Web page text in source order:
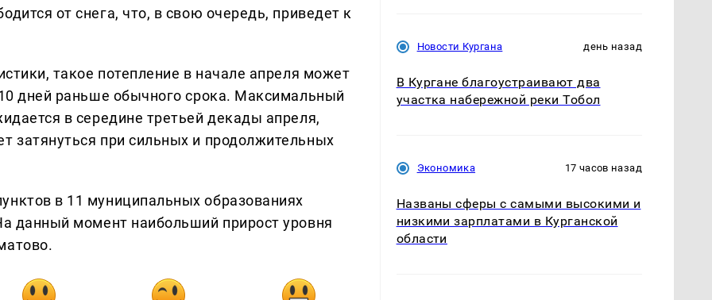
от снега, что, в свою очередь, приведет к
такое потепление в начале апреля может
дней раньше обычного срока. Максимальный
в середине третьей декады апреля,
затянуться при сильных и продолжительных
в 11 муниципальных образованиях
данный момент наибольший прирост уровня
Новости Кургана день назад
В Кургане благоустраивают два
участка набережной реки Тобол
Экономика 17 часов назад
Названы сферы с самыми высокими и
низкими зарплатами в Курганской
области